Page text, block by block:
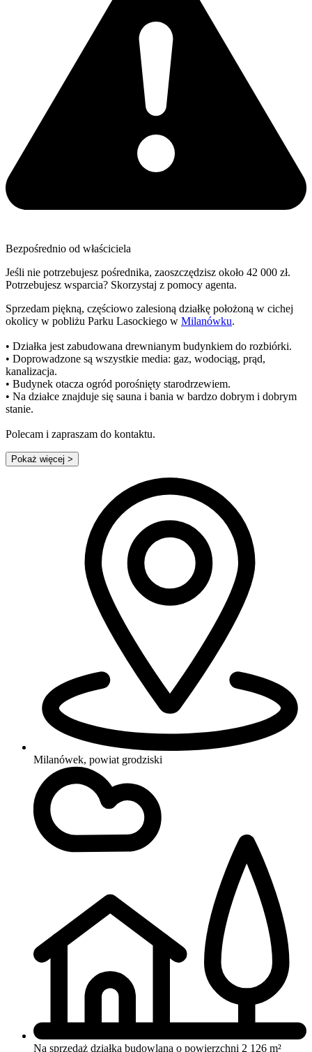
Bezpośrednio od właściciela
Jeśli nie potrzebujesz pośrednika, zaoszczędzisz około 42 000 zł.
Potrzebujesz wsparcia? Skorzystaj z pomocy agenta.
Sprzedam piękną, częściowo zalesioną działkę położoną w cichej
okolicy w pobliżu Parku Lasockiego w Milanówku.
• Działka jest zabudowana drewnianym budynkiem do rozbiórki.
• Doprowadzone są wszystkie media: gaz, wodociąg, prąd,
kanalizacja.
• Budynek otacza ogród porośnięty starodrzewiem.
• Na działce znajduje się sauna i bania w bardzo dobrym i dobrym
stanie.
Polecam i zapraszam do kontaktu.
Pokaż więcej >
Milanówek, powiat grodziski
Na sprzedaż działka budowlana o powierzchni 2 126 m²